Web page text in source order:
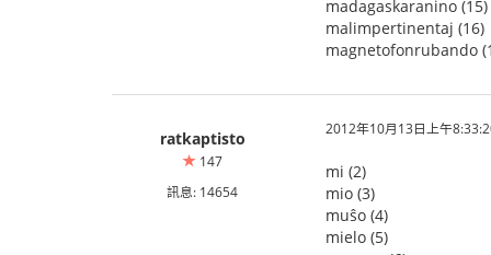
madagaskaranino (15)
malimpertinentaj (16)
magnetofonrubando
ratkaptisto
147
訊息: 14654
2012年10月13日上午
mi (2)
mio (3)
muŝo (4)
mielo (5)